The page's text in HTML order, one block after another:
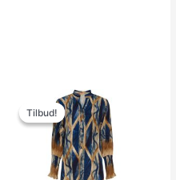
Tilbud!
Tilbud!
Den
oprindelige
pris
var:
499.00kr..
Den
aktuelle
pris
er:
150.00kr..